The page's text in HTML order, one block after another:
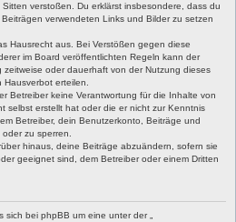
verstoßen. Du erklärst insbesondere, dass du
verwendeten Links und Bilder zu setzen
Hausrecht aus. Bei Verstößen gegen diese
im Board veröffentlichten Regeln kann der
zeitweise oder dauerhaft von der Nutzung dieses
erteilen.
Betreiber keine Verantwortung für die Inhalte von
selbst erstellt hat oder die er nicht zur Kenntnis
Betreiber, dein Benutzerkonto, Beiträge und
zu sperren.
hinaus, deine Beiträge abzuändern, sofern sie
geeignet sind, dem Betreiber oder einem Dritten
bei phpBB um eine unter der „